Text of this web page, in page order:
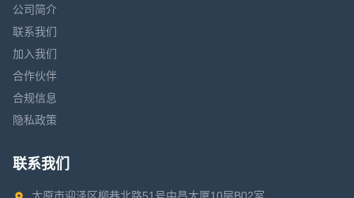
公司简介
联系我们
加入我们
合作伙伴
合规信息
隐私政策
联系我们